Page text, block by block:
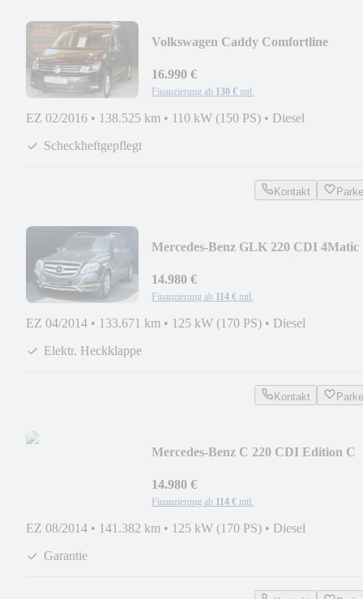
Volkswagen Caddy Comfortline
16.990 €
Finanzierung ab 130 € mtl.
EZ 02/2016 • 138.525 km • 110 kW (150 PS) • Diesel
Scheckheftgepflegt
Kontakt
Mercedes-Benz GLK 220 CDI 4Matic
14.980 €
Finanzierung ab 114 € mtl.
EZ 04/2014 • 133.671 km • 125 kW (170 PS) • Diesel
Elektr. Heckklappe
Kontakt
Mercedes-Benz C 220 CDI Edition C
14.980 €
Finanzierung ab 114 € mtl.
EZ 08/2014 • 141.382 km • 125 kW (170 PS) • Diesel
Garantie